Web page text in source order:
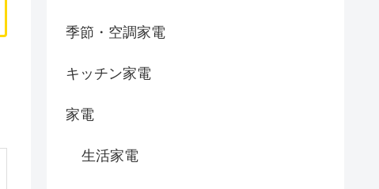
季節・空調家電
キッチン家電
家電
生活家電